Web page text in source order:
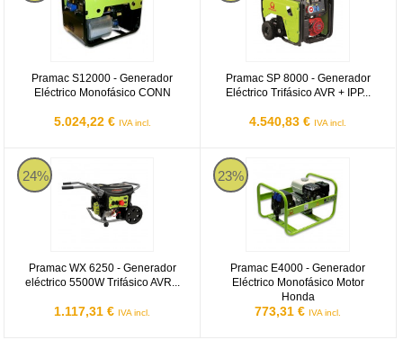
Pramac S12000 - Generador
Eléctrico Monofásico CONN
5.024,22 € IVA incl.
Pramac SP 8000 - Generador
Eléctrico Trifásico AVR + IPP...
4.540,83 € IVA incl.
24%
Pramac WX 6250 - Generador
eléctrico 5500W Trifásico AVR...
1.117,31 € IVA incl.
Pramac WX 6250 - Generador eléctrico 5500W Trifásico AVR
23%
Pramac E4000 - Generador
Eléctrico Monofásico Motor
Honda
773,31 € IVA incl.
Pramac E4000 - Generador